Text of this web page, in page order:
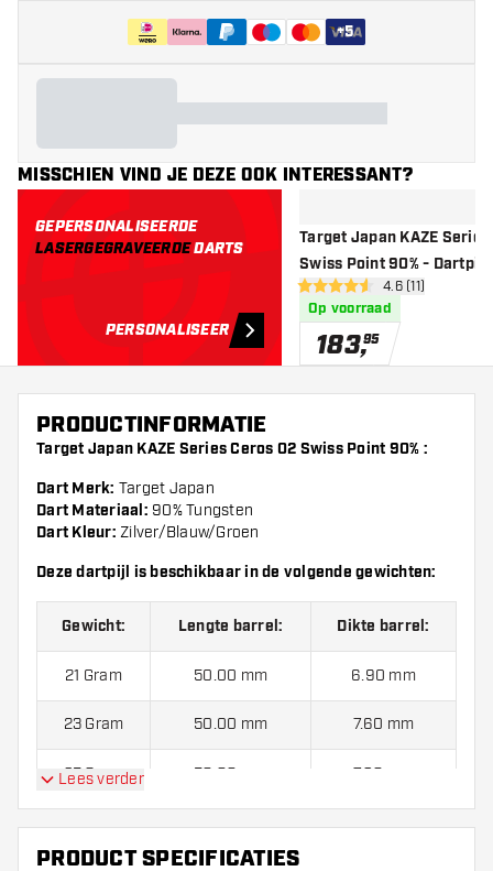
+5
MISSCHIEN VIND JE DEZE OOK INTERESSANT?
GEPERSONALISEERDE
LASERGEGRAVEERDEDARTS
PERSONALISEER
Target Japan KAZE Series
Swiss Point 90% -
open reviews
4.6 score sterren4.6 (11)
Op voorraad
183,95
PRODUCTINFORMATIE
Target Japan KAZE Series Ceros 02 Swiss Point 90% :
Dart Merk: Target Japan
Dart Materiaal: 90% Tungsten
Dart Kleur: Zilver/Blauw/Groen
Deze dartpijl is beschikbaar in de volgende gewichten:
Gewicht: Lengte barrel: Dikte barrel:
21 Gram 50.00 mm 6.90 mm
23 Gram 50.00 mm 7.60 mm
25 Gram 50.00 mm 7.90 mm
Target Japan KAZE Series Ceros 02 Swiss Point 90%
Dartpijlen worden standaard geleverd met:
Lees verder
PRODUCT SPECIFICATIES